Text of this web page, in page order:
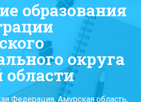
образования
округа
Федерация, Амурская область,